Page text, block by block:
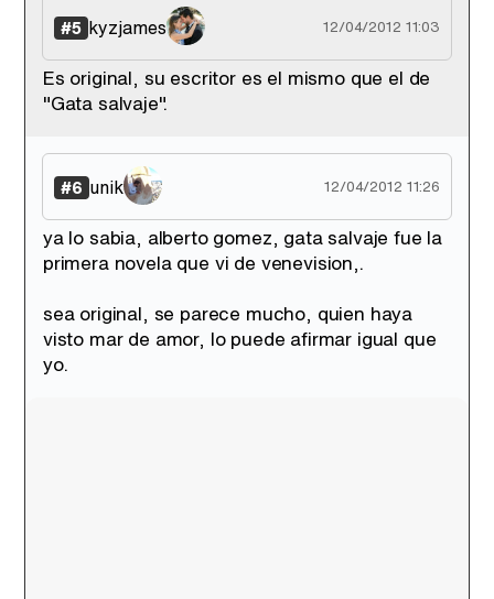
#5 kyzjames 12/04/2012 11:03
Es original, su escritor es el mismo que el de
"Gata salvaje".
#6 unik 12/04/2012 11:26
ya lo sabia, alberto gomez, gata salvaje fue la
primera novela que vi de venevision,.
sea original, se parece mucho, quien haya
visto mar de amor, lo puede afirmar igual que
yo.